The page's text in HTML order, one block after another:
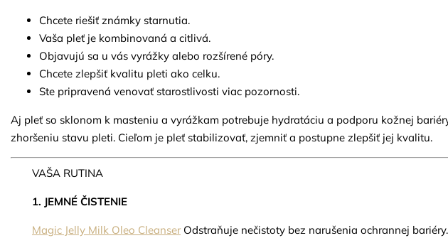
Chcete riešiť známky starnutia.
Vaša pleť je kombinovaná a citlivá.
Objavujú sa u vás vyrážky alebo rozšírené póry.
Chcete zlepšiť kvalitu pleti ako celku.
Ste pripravená venovať starostlivosti viac pozornosti.
Aj pleť so sklonom k masteniu a vyrážkam potrebuje hydratáciu a podporu kožnej
zhoršeniu stavu pleti. Cieľom je pleť stabilizovať, zjemniť a postupne zlepšiť jej kvalitu.
VAŠA RUTINA
1. JEMNÉ ČISTENIE
Magic Jelly Milk Oleo Cleanser Odstraňuje nečistoty bez narušenia ochrannej bariéry.